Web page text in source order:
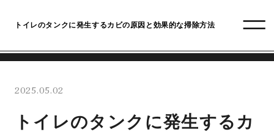
トイレのタンクに発生するカビの原因と効果的な掃除方法
2025.05.02
トイレのタンクに発生するカ